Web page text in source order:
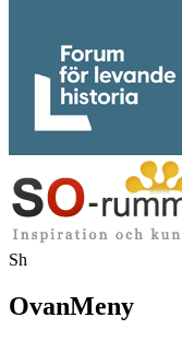
Sh
OvanMeny